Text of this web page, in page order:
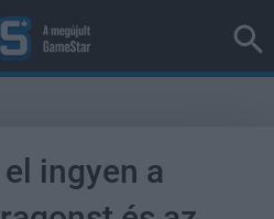
ingyen a